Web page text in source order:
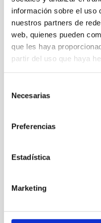
información sobre el uso
nuestros partners de
web, quienes pueden
que les haya
partir del uso que haya
Necesarias
Preferencias
Estadística
Marketing